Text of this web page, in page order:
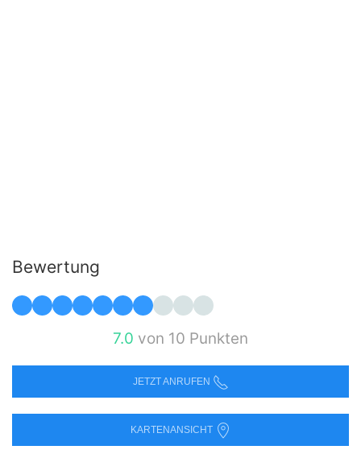
Bewertung
7.0 von 10 Punkten
JETZT ANRUFEN
KARTENANSICHT